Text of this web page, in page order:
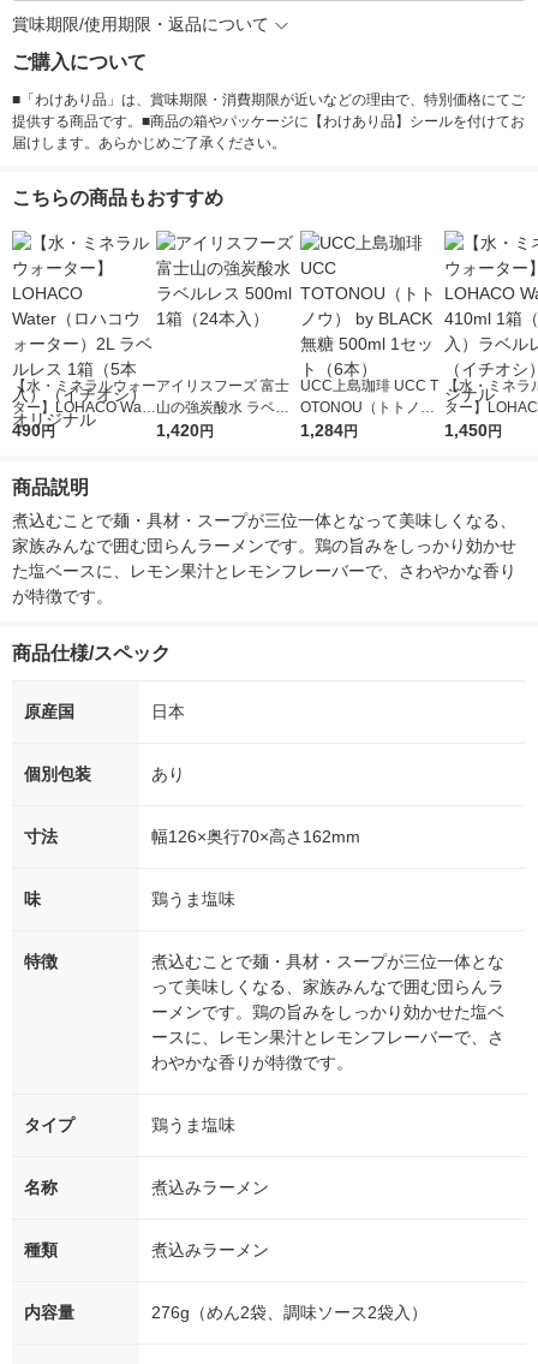
賞味期限/使用期限・返品について
ご購入について
■「わけあり品」は、賞味期限・消費期限が近いなどの理由で、特別価格にてご
提供する商品です。■商品の箱やパッケージに【わけあり品】シールを付けてお
届けします。あらかじめご了承ください。
こちらの商品もおすすめ
【水・ミネラルウォー
ター】LOHACO Wate
r（ロハコウォータ
シ） オリジナル
490円
アイリスフーズ 富士
山の強炭酸水 ラベル
レス 500ml 1箱（24
1,420円
UCC上島珈琲 UCC T
OTONOU（トトノ
ウ） by BLACK無糖 5
1,284円
【水・ミネラ
ター】
r 410ml 1箱（
1,450円
商品説明
煮込むことで麺・具材・スープが三位一体となって美味しくなる、
家族みんなで囲む団らんラーメンです。鶏の旨みをしっかり効かせ
た塩ベースに、レモン果汁とレモンフレーバーで、さわやかな香り
が特徴です。
商品仕様/スペック
原産国 日本
個別包装 あり
寸法 幅126×奥行70×高さ162mm
味 鶏うま塩味
特徴
煮込むことで麺・具材・スープが三位一体とな
って美味しくなる、家族みんなで囲む団らんラ
ーメンです。鶏の旨みをしっかり効かせた塩ベ
ースに、レモン果汁とレモンフレーバーで、さ
わやかな香りが特徴です。
タイプ 鶏うま塩味
名称 煮込みラーメン
種類 煮込みラーメン
内容量 276g（めん2袋、調味ソース2袋入）